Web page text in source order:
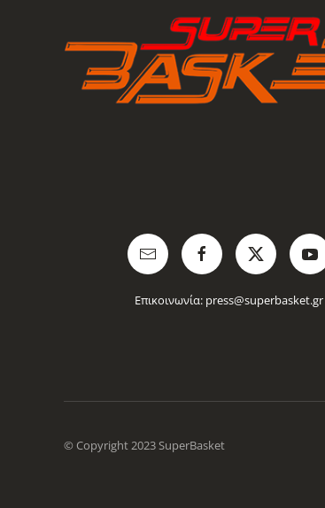
Επικοινωνία: press@superbasket.gr
© Copyright 2023 SuperBasket